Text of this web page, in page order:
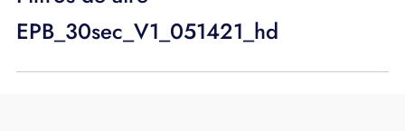
EPB_30sec_V1_051421_hd